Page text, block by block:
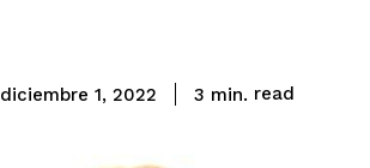
diciembre 1, 2022 3 min. read